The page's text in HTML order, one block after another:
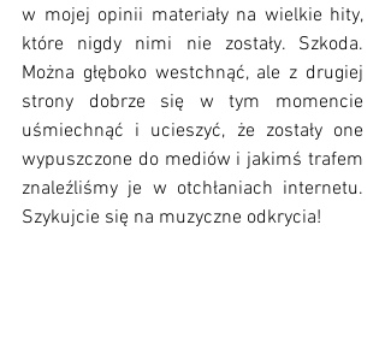
w mojej opinii materiały na wielkie hity,
które nigdy nimi nie zostały. Szkoda.
Można głęboko westchnąć, ale z drugiej
strony dobrze się w tym momencie
uśmiechnąć i ucieszyć, że zostały one
wypuszczone do mediów i jakimś trafem
znaleźliśmy je w otchłaniach internetu.
Szykujcie się na muzyczne odkrycia!